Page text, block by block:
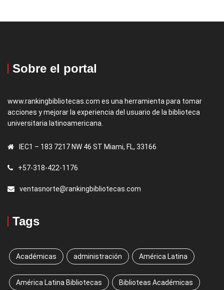
Sobre el portal
www.rankingbibliotecas.com es una herramienta para tomar
acciones y mejorar la experiencia del usuario de la biblioteca
universitaria latinoamericana.
IEC1 – 183 7217 NW 46 ST Miami, FL, 33166
+57-318-422-1176
ventasnorte@rankingbibliotecas.com
Tags
Académicas administración América Latina
América Latina Bibliotecas Biblioteas Académicas